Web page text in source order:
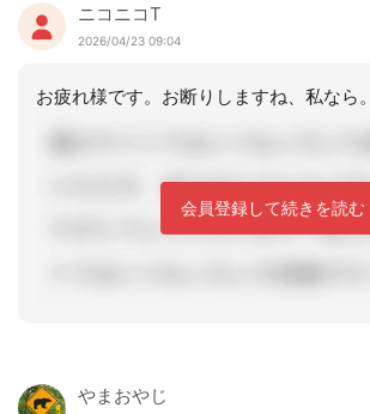
ニコニコT
2026/04/23 09:04
会員登録して続きを読む
やまおやじ